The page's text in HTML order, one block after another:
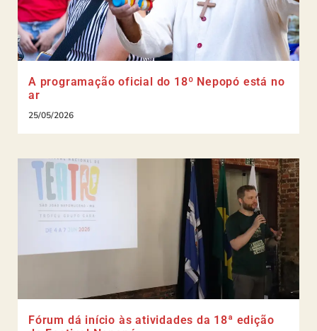
A programação oficial do 18º Nepopó está no
ar
25/05/2026
Fórum dá início às atividades da 18ª edição